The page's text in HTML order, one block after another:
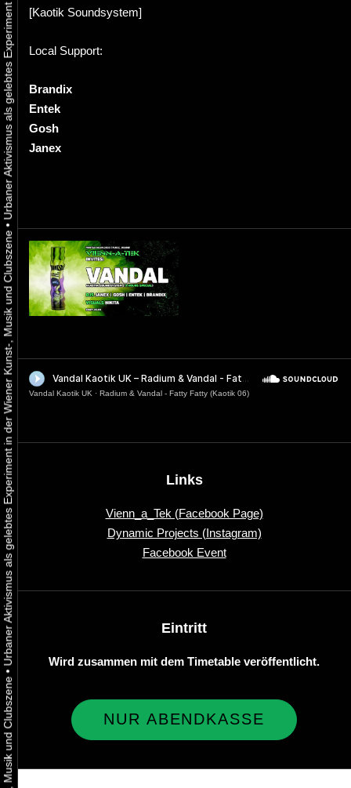
•
Urbaner Aktivismus als gelebtes Experiment in der Wiener Kunst-, Musik und Clubszene
•
[Kaotik Soundsystem]
Local Support:
Brandix
Entek
Gosh
Janex
Vandal Kaotik UK · Radium & Vandal - Fatty Fatty (Kaotik 06)
Links
Vienn_a_Tek (Facebook Page)
Dynamic Projects (Instagram)
Facebook Event
Eintritt
Wird zusammen mit dem Timetable veröffentlicht.
NUR ABENDKASSE